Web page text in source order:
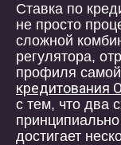
Ставка по
не просто
сложной
регулятора,
профиля
кредитования
с тем, что два
достигает